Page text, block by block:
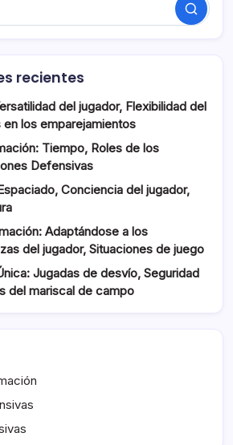
Search
recientes
del jugador, Flexibilidad del
en los emparejamientos
Tiempo, Roles de los
Defensivas
Conciencia del jugador,
Adaptándose a los
del jugador, Situaciones de juego
Jugadas de desvío, Seguridad
del mariscal de campo